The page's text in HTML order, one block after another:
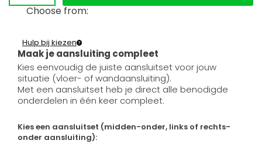
Choose from:
Maak je aansluiting compleet
Hulp bij kiezen
Kies eenvoudig de juiste aansluitset voor jouw
situatie (vloer- of wandaansluiting).
Met een aansluitset heb je direct alle benodigde
onderdelen in één keer compleet.
Kies een aansluitset (midden-onder, links of rechts-
onder aansluiting):